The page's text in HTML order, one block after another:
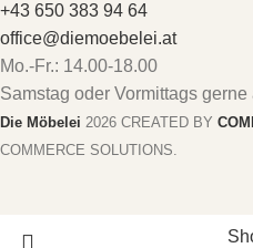
+43 650 383 94 64
office@diemoebelei.at
Mo.-Fr.: 14.00-18.00
Samstag oder Vormittags gerne
Die Möbelei 2026 CREATED BY
COMMERCE SOLUTIONS.